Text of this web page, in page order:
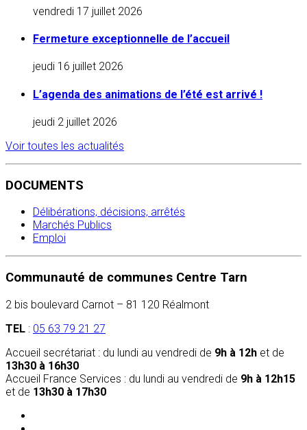
vendredi 17 juillet 2026
Fermeture exceptionnelle de l’accueil
jeudi 16 juillet 2026
L’agenda des animations de l’été est arrivé !
jeudi 2 juillet 2026
Voir toutes les actualités
DOCUMENTS
Délibérations, décisions, arrêtés
Marchés Publics
Emploi
Communauté de communes Centre Tarn
2 bis boulevard Carnot – 81 120 Réalmont
TEL : 05 63 79 21 27
Accueil secrétariat : du lundi au vendredi de 9h à 12h et de
13h30 à 16h30
Accueil France Services : du lundi au vendredi de 9h à 12h15
et de 13h30 à 17h30